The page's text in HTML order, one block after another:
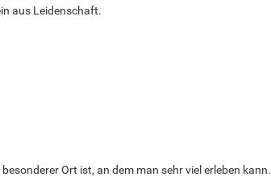
aus Leidenschaft.
Ort ist, an dem man sehr viel erleben kann.